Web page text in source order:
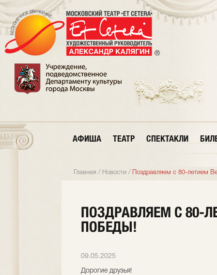
АФИША ТЕАТР СПЕКТАКЛИ
Главная / Новости / Поздравляем с 80-летием
ПОЗДРАВЛЯЕМ С 80-
ПОБЕДЫ!
09.05.2025
Дорогие друзья!